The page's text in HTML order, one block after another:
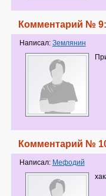
Комментарий № 9:
Написал: Землянин
Комментарий №
Написал: Мефодий